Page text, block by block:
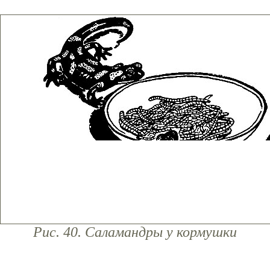
Рис. 40. Саламандры у кормушки